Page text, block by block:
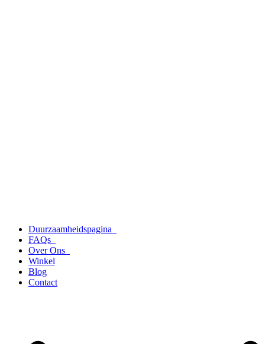
Duurzaamheidspagina
FAQs
Over Ons
Winkel
Blog
Contact